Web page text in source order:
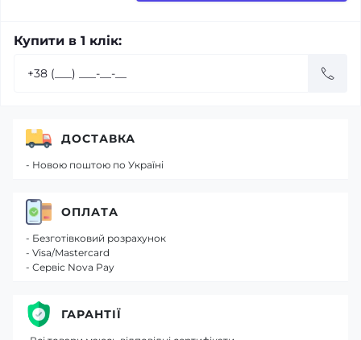
Купити в 1 клік:
ДОСТАВКА
- Новою поштою по Україні
ОПЛАТА
- Безготівковий розрахунок
- Visa/Mastercard
- Сервіс Nova Pay
ГАРАНТІЇ